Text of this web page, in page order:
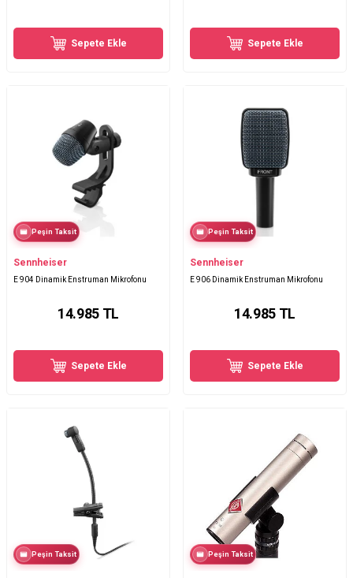
Sepete Ekle Sepete Ekle
Peşin Taksit
Sennheiser
E 904 Dinamik Enstruman Mikrofonu
14.985TL
Sepete Ekle
Peşin Taksit
Sennheiser
E 906 Dinamik Enstruman Mikrofonu
14.985TL
Sepete Ekle
Peşin Taksit Peşin Taksit